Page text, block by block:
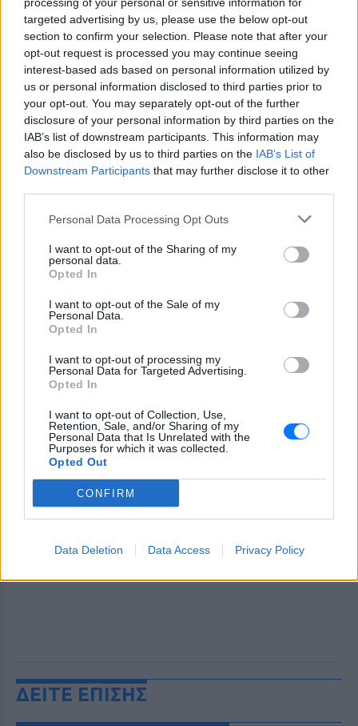
targeted advertising by us, please use the below opt-out
section to confirm your selection. Please note that after your
opt-out request is processed you may continue seeing
interest-based ads based on personal information utilized by
us or personal information disclosed to third parties prior to
your opt-out. You may separately opt-out of the further
disclosure of your personal information by third parties on the
IAB’s list of downstream participants. This information may
also be disclosed by us to third parties on the IAB’s List of
Downstream Participants that may further disclose it to other
Personal Data Processing Opt Outs
I want to opt-out of the Sharing of my
personal data.
Opted In
I want to opt-out of the Sale of my
Personal Data.
Opted In
I want to opt-out of processing my
Personal Data for Targeted Advertising.
Opted In
I want to opt-out of Collection, Use,
Retention, Sale, and/or Sharing of my
Personal Data that Is Unrelated with the
Purposes for which it was collected.
Opted Out
CONFIRM
Data Deletion Data Access Privacy Policy
Ακολουθήστε το E-Radio.gr στοGoogle News
Εσύ μπήκες στο E-Daily.gr; Τα νέα της ημέρας
Ακολουθήστε το E-Radio.gr και στο Instagram
ΔΙΑΦΗΜΙΣΗ
ΔΕΙΤΕ ΕΠΙΣΗΣ